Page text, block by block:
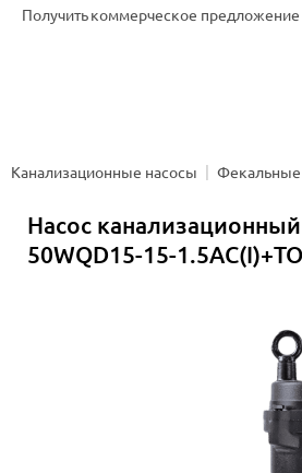
Получитькоммерческое предложение
Канализационные насосы Фекальные
Насос
50WQD15-15-